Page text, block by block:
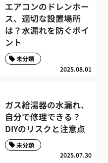
エアコンのドレンホー
ス、適切な設置場所
は？水漏れを防ぐポイ
ント
2025.08.01
未分類
ガス給湯器の水漏れ、
自分で修理できる？
DIYのリスクと注意点
2025.07.30
未分類